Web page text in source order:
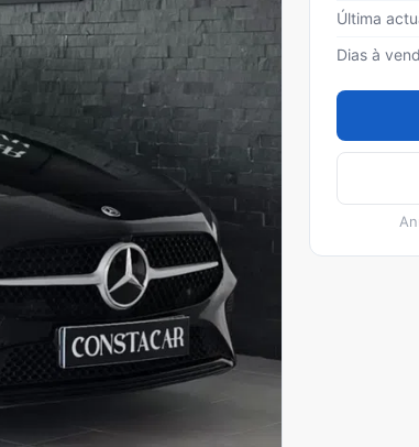
Última
Dias à